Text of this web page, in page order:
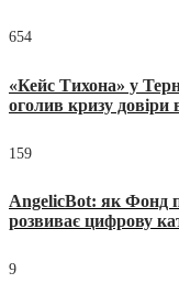
654
«Кейс Тихона» у
оголив кризу
159
AngelicBot: як Фонд
розвиває цифрову
9